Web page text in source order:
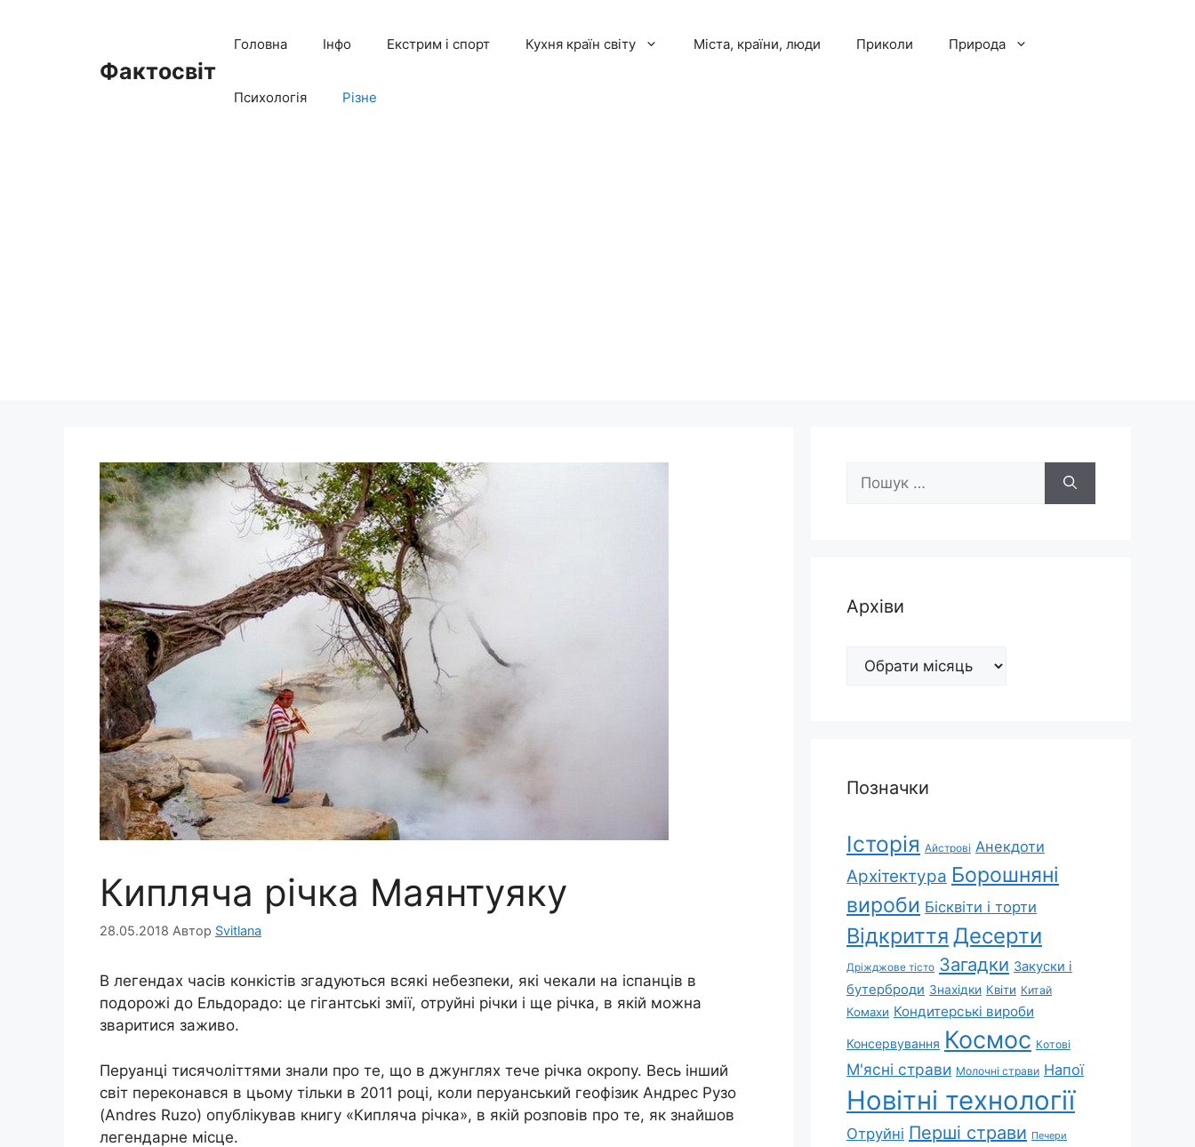
Фактосвіт
Головна Інфо Екстрим і спорт Кухня країн світу Міста, країни, люди Приколи Природа
Психологія Різне
Кипляча річка Маянтуяку
28.05.2018 Автор Svitlana
В легендах часів конкістів згадуються всякі небезпеки, які чекали на іспанців в
подорожі до Ельдорадо: це гігантські змії, отруйні річки і ще річка, в якій можна
зваритися заживо.
Перуанці тисячоліттями знали про те, що в джунглях тече річка окропу. Весь інший
світ переконався в цьому тільки в 2011 році, коли перуанський геофізик Андрес Рузо
(Andres Ruzo) опублікував книгу «Кипляча річка», в якій розповів про те, як знайшов
легендарне місце.
Пошук:
Архіви
Архіви
Позначки
Історія Айстрові Анекдоти
Архітектура Борошняні
вироби Бісквіти і торти
Відкриття Десерти
Дріжджове тісто Загадки Закуски і
бутерброди Знахідки Квіти Китай
Комахи Кондитерські вироби
Консервування Космос Котові
М'ясні страви Молочні страви Напої
Новітні технології
Отруйні Перші страви Печери